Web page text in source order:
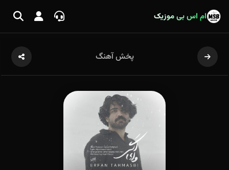
ام اس بی موزیک
پخش آهنگ